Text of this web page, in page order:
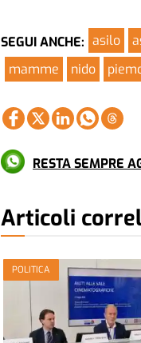
SEGUI ANCHE: asilo
mamme
nido
RESTA SEMPRE
Articoli
POLITICA